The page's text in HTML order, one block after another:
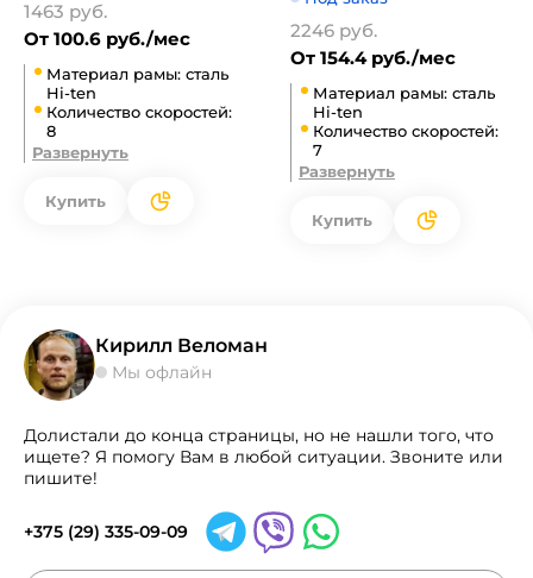
1463 руб.
От 100.6 руб./мес
Материал рамы: сталь
Hi-ten
Количество скоростей:
8
Развернуть
Купить
2246 руб.
От 154.4 руб./мес
Материал рамы: сталь
Hi-ten
Количество скоростей:
7
Развернуть
Купить
Кирилл Веломан
Мы офлайн
Долистали до конца страницы, но не нашли того, что
ищете? Я помогу Вам в любой ситуации. Звоните или
пишите!
+375 (29) 335-09-09